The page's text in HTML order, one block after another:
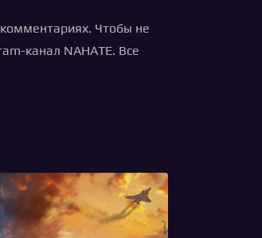
комментариях. Чтобы не
канал NAHATE. Все